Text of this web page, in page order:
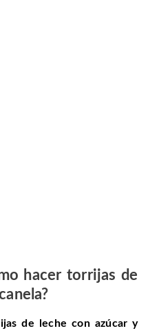
hacer torrijas de
?
de leche con azúcar y